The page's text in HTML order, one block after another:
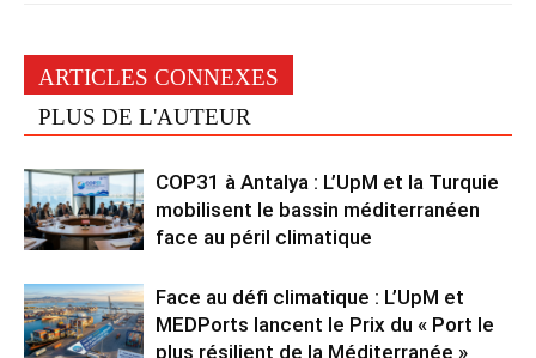
ARTICLES CONNEXES
PLUS DE L'AUTEUR
COP31 à Antalya : L’UpM et la Turquie
mobilisent le bassin méditerranéen
face au péril climatique
Face au défi climatique : L’UpM et
MEDPorts lancent le Prix du « Port le
plus résilient de la Méditerranée »